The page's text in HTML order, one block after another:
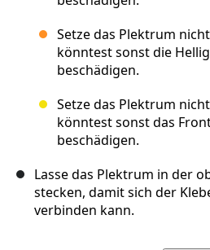
Setze das Plektrum
könntest sonst die
beschädigen.
Setze das Plektrum
könntest sonst das
beschädigen.
Lasse das Plektrum in der
stecken, damit sich der
verbinden kann.